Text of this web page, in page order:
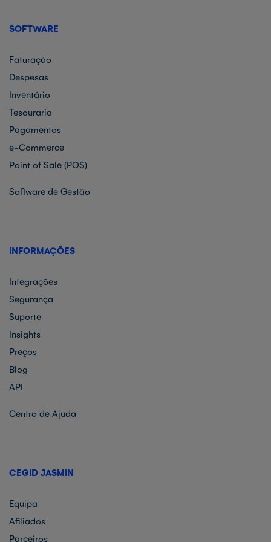
SOFTWARE
Faturação
Despesas
Inventário
Tesouraria
Pagamentos
e-Commerce
Point of Sale (POS)
Software de Gestão
INFORMAÇÕES
Integrações
Segurança
Suporte
Insights
Preços
Blog
API
Centro de Ajuda
CEGID JASMIN
Equipa
Afiliados
Parceiros